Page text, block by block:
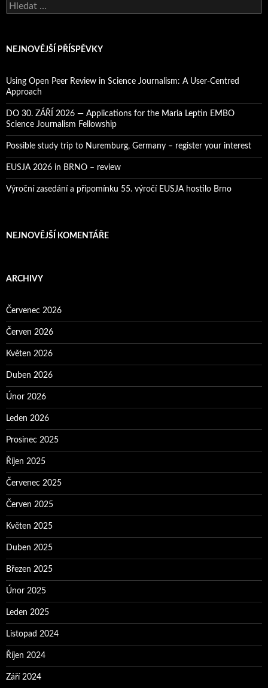
V
y
e
v
á
n
í
NEJNOVĚJŠÍ PŘÍSPĚVKY
Using Open Peer Review in Science Journalism: A User-Centred
Approach
DO 30. ZÁŘÍ 2026 — Applications for the Maria Leptin EMBO
Science Journalism Fellowship
Possible study trip to Nuremburg, Germany – register your interest
EUSJA 2026 in BRNO – review
Výroční zasedání a připomínku 55. výročí EUSJA hostilo Brno
NEJNOVĚJŠÍ KOMENTÁŘE
ARCHIVY
Červenec 2026
Červen 2026
Květen 2026
Duben 2026
Únor 2026
Leden 2026
Prosinec 2025
Říjen 2025
Červenec 2025
Červen 2025
Květen 2025
Duben 2025
Březen 2025
Únor 2025
Leden 2025
Listopad 2024
Říjen 2024
Září 2024